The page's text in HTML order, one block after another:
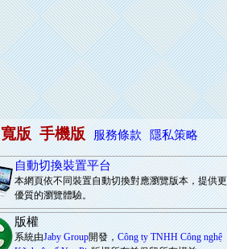
寬版 手機版 服務條款 隱私策略
自動切換裝置平台
本網頁依不同裝置自動切換對應瀏覽版本，提供更
優質的瀏覽體驗。
版權
系統由Jaby Group開發，Công ty TNHH Công nghệ